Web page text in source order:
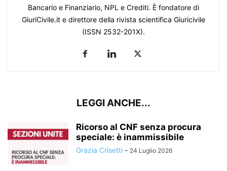
Bancario e Finanziario, NPL e Crediti. È fondatore di
GiuriCivile.it e direttore della rivista scientifica Giuricivile
(ISSN 2532-201X).
LEGGI ANCHE...
Ricorso al CNF senza procura
speciale: è inammissibile
Grazia Crisetti - 24 Luglio 2026